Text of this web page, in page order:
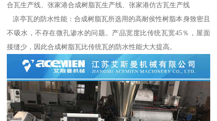
合瓦生产线、张家港合成树脂瓦生产线、张家港仿古瓦生产线
凉亭瓦的防水性能：合成树脂瓦所选用的高耐侯性树脂本身致密且
不吸水，不存在微孔渗水的问题。产品宽度比传统瓦宽45％，屋面
接缝少，因此合成树脂瓦比传统瓦的防水性能大大提高。